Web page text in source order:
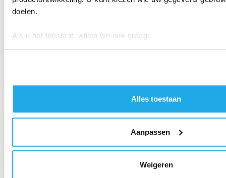
doelen.
Als u het toestaat, willen we ook graag:
Informatie verzamelen over uw geografische locatie,
eigenschappen (fingerprinting)
Lees meer over hoe uw persoonlijke gegevens worden
voorkeuren in hetdetailgedeeltein. U kunt uw toestemming
We gebruiken cookies om content en advertenties te
we informatie over uw gebruik van onze site met onze
Alles toestaan
Aanpassen
Weigeren